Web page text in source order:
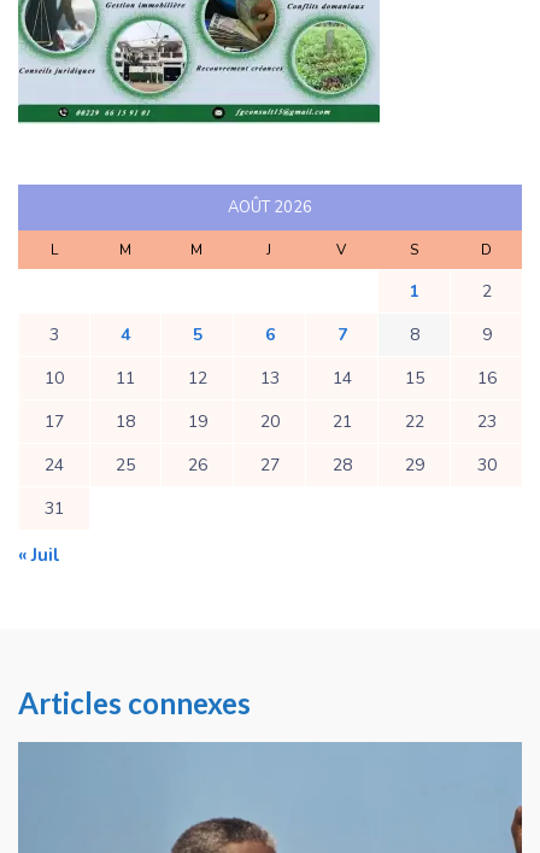
AOÛT 2026
L M M J V S D
1
2
3
4 5 6 7 8
9
10
11 12 13 14 15
16
17
18 19 20 21 22
23
24
25 26 27 28 29
30
31
« Juil
Articles connexes